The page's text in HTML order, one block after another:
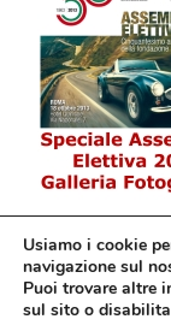
Usiamo i cookie
navigazione sul
Puoi trovare altre
sul sito o